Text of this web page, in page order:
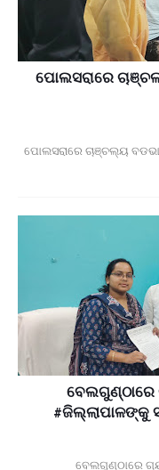
ପୋଲସରାରେ
ପୋଲସରାରେ ଚାଞ୍ଚଲ୍ୟ
ବେଲଗୁଣ୍ଠାରେ
ଜିଲ୍ଲାପାଳଙ୍କୁ
ବେଲଗୁଣ୍ଠାରେ